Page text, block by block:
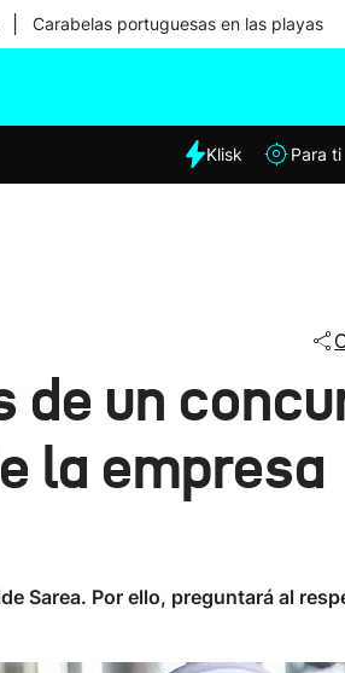
Carabelas portuguesas en las playas
Klisk Para ti
de un
la empresa
Sarea. Por ello, preguntará al